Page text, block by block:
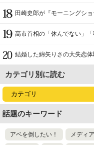
田崎史郎が『モーニングシ
高市首相の「休んでない」
結婚した綿矢りさの大失恋
カテゴリ別に読む
話題のキーワード
アベを倒したい！ メディ